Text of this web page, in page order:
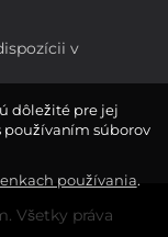
v
Všetky práva
dôležité pre jej
používaním súborov
používania.